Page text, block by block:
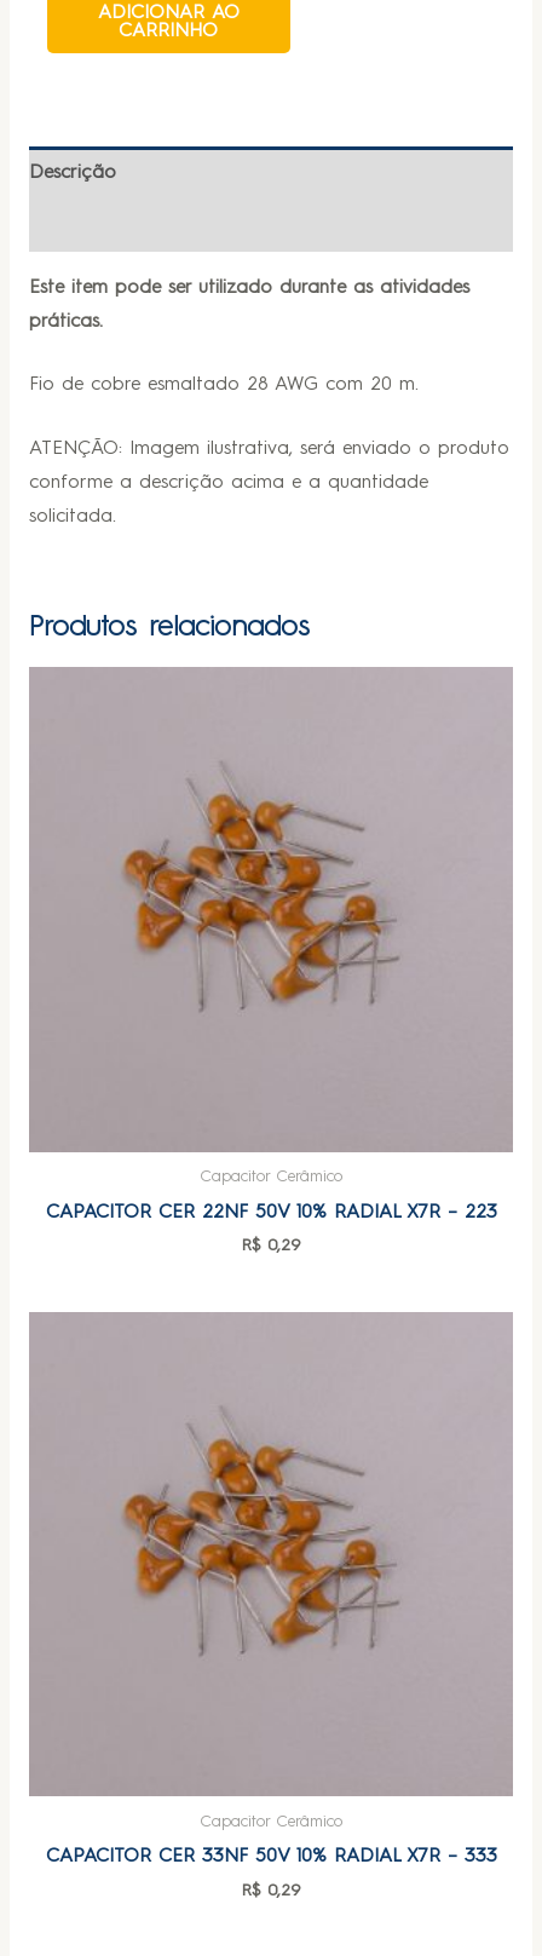
ADICIONAR AO
CARRINHO
Descrição
Este item pode ser utilizado durante as atividades
práticas.
Fio de cobre esmaltado 28 AWG com 20 m.
ATENÇÃO: Imagem ilustrativa, será enviado o produto
conforme a descrição acima e a quantidade
solicitada.
Produtos relacionados
Capacitor Cerâmico
CAPACITOR CER 22NF 50V 10% RADIAL X7R – 223
R$0,29
Capacitor Cerâmico
CAPACITOR CER 33NF 50V 10% RADIAL X7R – 333
R$0,29